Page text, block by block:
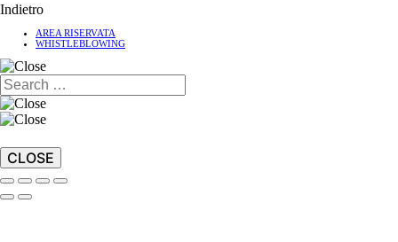
Indietro
AREA RISERVATA
WHISTLEBLOWING
CLOSE